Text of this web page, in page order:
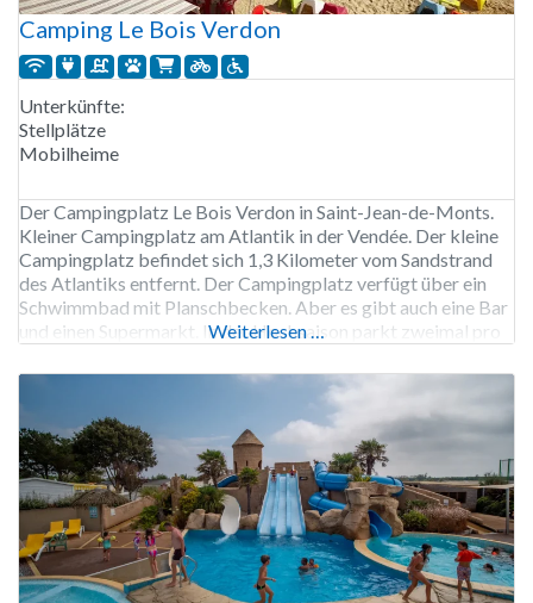
Camping Le Bois Verdon
Unterkünfte:
Stellplätze
Mobilheime
Der Campingplatz Le Bois Verdon in Saint-Jean-de-Monts.
Kleiner Campingplatz am Atlantik in der Vendée. Der kleine
Campingplatz befindet sich 1,3 Kilometer vom Sandstrand
des Atlantiks entfernt. Der Campingplatz verfügt über ein
Schwimmbad mit Planschbecken. Aber es gibt auch eine Bar
und einen Supermarkt. In der Hochsaison parkt zweimal pro
können auf dem Campingplatz
Weiterlesen …